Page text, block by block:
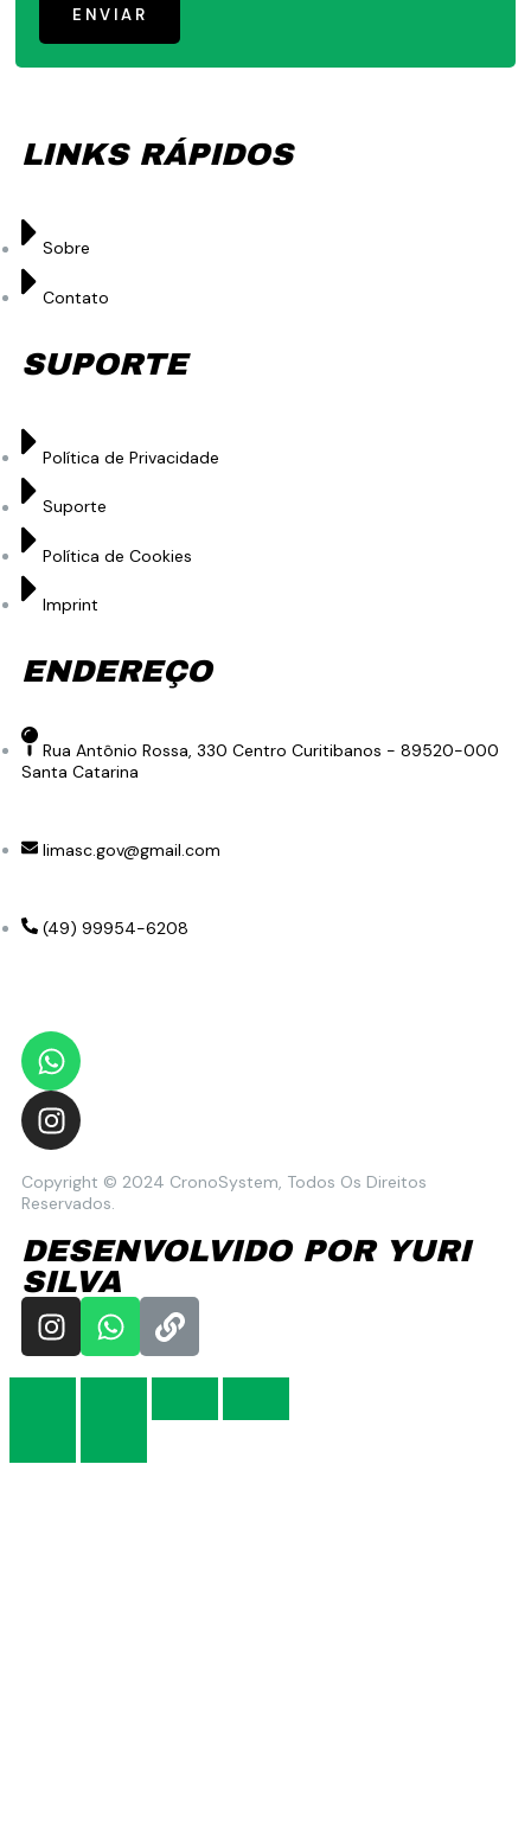
ENVIAR
LINKS RÁPIDOS
Sobre
Contato
SUPORTE
Política de Privacidade
Suporte
Política de Cookies
Imprint
ENDEREÇO
Rua Antônio Rossa, 330 Centro Curitibanos - 89520-000
Santa Catarina
limasc.gov@gmail.com
(49) 99954-6208
Copyright © 2024 CronoSystem, Todos Os Direitos
Reservados.
DESENVOLVIDO POR YURI
SILVA